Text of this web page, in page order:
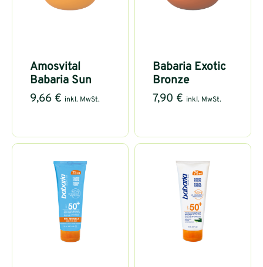
Amosvital
Babaria Sun
9,66 € inkl. MwSt.
Babaria Exotic
Bronze
7,90 € inkl. MwSt.